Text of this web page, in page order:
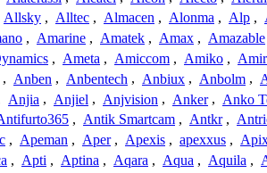
Allsky , Alltec , Almacen , Alonma , Alp ,
, Amarine , Amatek , Amax , Amazable
, Ameta , Amiccom , Amiko ,
, Anben , Anbentech , Anbiux , Anbolm ,
Anjia , Anjiel , Anjvision , Anker , Anko
, Antik Smartcam , Antkr ,
, Apeman , Aper , Apexis , apexxus ,
, Apti , Aptina , Aqara , Aqua , Aquila ,